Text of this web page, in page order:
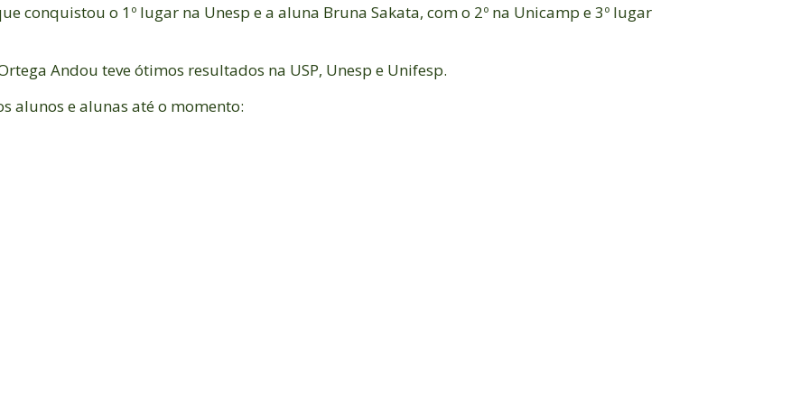
conquistou o 1º lugar na Unesp e a aluna Bruna Sakata, com o 2º na Unicamp e 3º lugar
Andou teve ótimos resultados na USP, Unesp e Unifesp.
alunos e alunas até o momento: